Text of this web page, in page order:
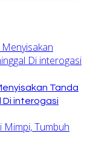
Tanda
Di interogasi